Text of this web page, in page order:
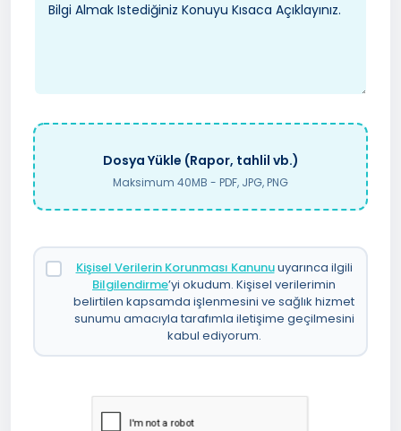
Dosya Yükle (Rapor, tahlil vb.)
Maksimum 40MB - PDF, JPG, PNG
Kişisel Verilerin Korunması Kanunuuyarınca ilgili
Bilgilendirme’yi okudum. Kişisel verilerimin
belirtilen kapsamda işlenmesini ve sağlık hizmet
sunumu amacıyla tarafımla iletişime geçilmesini
kabul ediyorum.